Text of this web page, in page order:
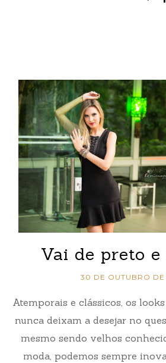
Vai de preto e
30 DE OUTUBRO DE
Atemporais e clássicos, os
nunca deixam a desejar no
mesmo sendo velhos
moda, podemos sempre